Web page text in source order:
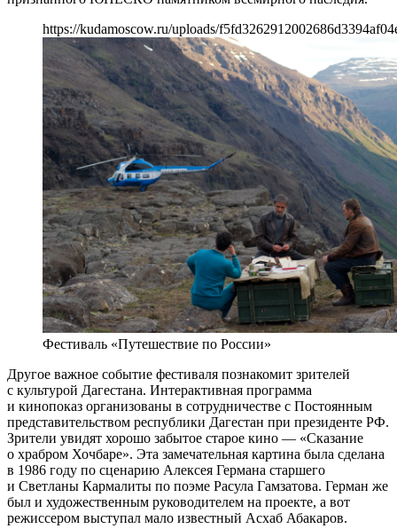
https://kudamoscow.ru/uploads/
Фестиваль «Путешествие по России»
Другое важное событие фестиваля познакомит зрителей
с культурой Дагестана. Интерактивная программа
и кинопоказ организованы в сотрудничестве с Постоянным
представительством республики Дагестан при президенте РФ.
Зрители увидят хорошо забытое старое кино — «Сказание
о храбром Хочбаре». Эта замечательная картина была сделана
в 1986 году по сценарию Алексея Германа старшего
и Светланы Кармалиты по поэме Расула Гамзатова. Герман же
был и художественным руководителем на проекте, а вот
режиссером выступал мало известный Асхаб Абакаров.